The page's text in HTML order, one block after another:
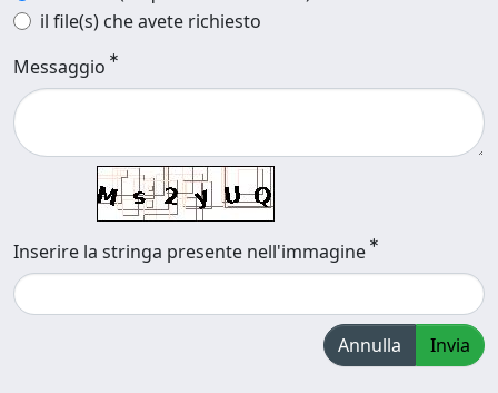
il file(s) che avete richiesto
Messaggio
Inserire la stringa presente nell'immagine
Annulla Invia